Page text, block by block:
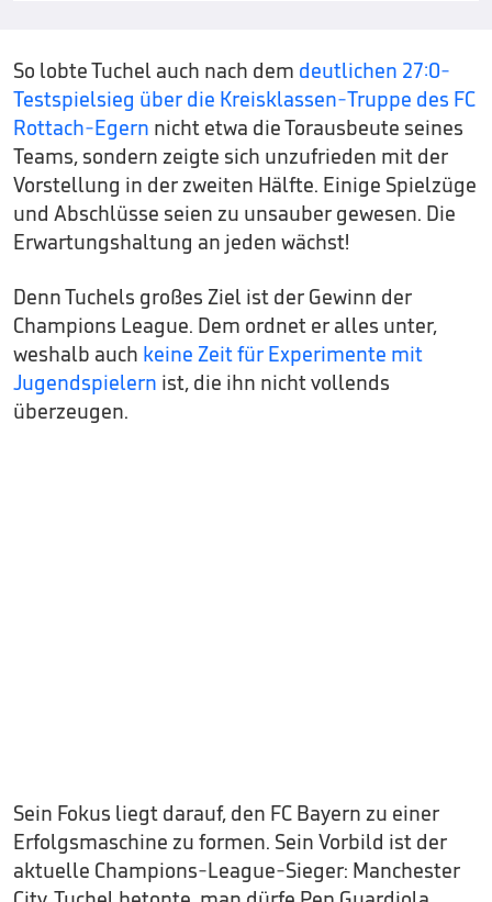
So lobte Tuchel auch nach dem deutlichen 27:0-
Testspielsieg über die Kreisklassen-Truppe des FC
Rottach-Egern nicht etwa die Torausbeute seines
Teams, sondern zeigte sich unzufrieden mit der
Vorstellung in der zweiten Hälfte. Einige Spielzüge
und Abschlüsse seien zu unsauber gewesen. Die
Erwartungshaltung an jeden wächst!
Denn Tuchels großes Ziel ist der Gewinn der
Champions League. Dem ordnet er alles unter,
weshalb auch keine Zeit für Experimente mit
Jugendspielern ist, die ihn nicht vollends
überzeugen.
Sein Fokus liegt darauf, den FC Bayern zu einer
Erfolgsmaschine zu formen. Sein Vorbild ist der
aktuelle Champions-League-Sieger: Manchester